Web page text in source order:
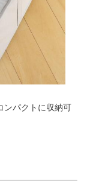
ンパクトに収納可